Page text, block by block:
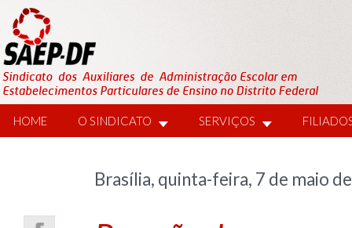
HOME O SINDICATO SERVIÇOS
Brasília, quinta-feira, 7 de maio